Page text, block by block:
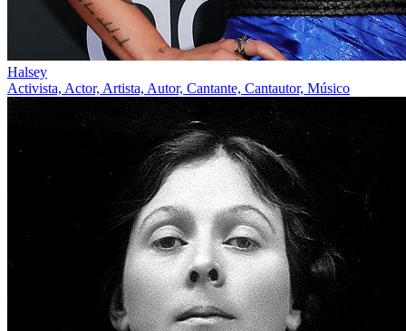
Halsey
Activista, Actor, Artista, Autor, Cantante, Cantautor, Músico